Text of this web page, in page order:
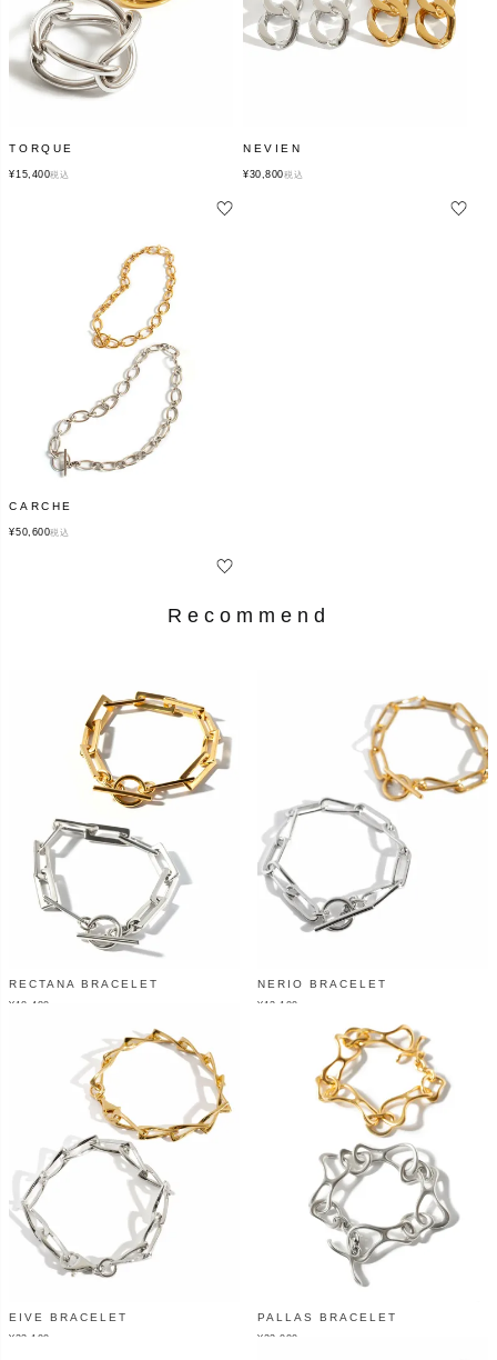
TORQUE
¥15,400税込
NEVIEN
¥30,800税込
CARCHE
¥50,600税込
Recommend
RECTANA BRACELET
¥ 18,480
NERIO BRACELET
¥ 12,100
EIVE BRACELET
¥23,100
PALLAS BRACELET
¥22,000